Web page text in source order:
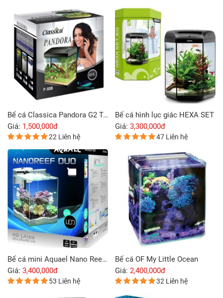
Bể cá Classica Pandora G2 Tank 508
Giá: 1,500,000đ
22 Liên hệ
Bể cá hình lục giác HEXA SET
Giá: 3,300,000đ
47 Liên hệ
Bể cá mini Aquael Nano Reef Duo
Giá: 3,400,000đ
53 Liên hệ
Bể cá OF My Little Ocean
Giá: 2,400,000đ
32 Liên hệ